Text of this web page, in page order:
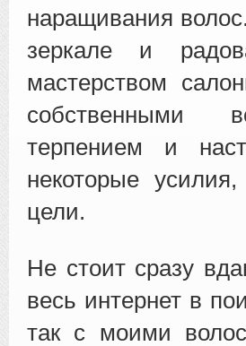
наращивания
зеркале и
мастерством
собственными
терпением и
некоторые
цели.
Не стоит сразу
весь интернет в
так с моими